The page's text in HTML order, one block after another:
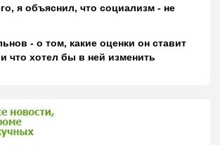
я объяснил, что социализм - не
- о том, какие оценки он ставит
что хотел бы в ней изменить